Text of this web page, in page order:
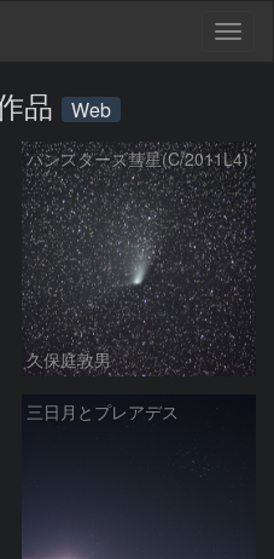
品 Web
パンスターズ彗星(C/2011L4)
久保庭敦男
三日月とプレアデス